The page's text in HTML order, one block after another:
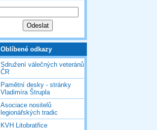
Oblíbené odkazy
Sdružení válečných veteránů
ČR
Pamětní desky - stránky
Vladimíra Štrupla
Asociace nositelů
legionářských tradic
KVH Litobratřice